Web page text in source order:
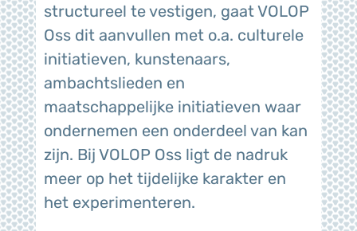
structureel te vestigen, gaat VOLOP
Oss dit aanvullen met o.a. culturele
initiatieven, kunstenaars,
ambachtslieden en
maatschappelijke initiatieven waar
ondernemen een onderdeel van kan
zijn. Bij VOLOP Oss ligt de nadruk
meer op het tijdelijke karakter en
het experimenteren.